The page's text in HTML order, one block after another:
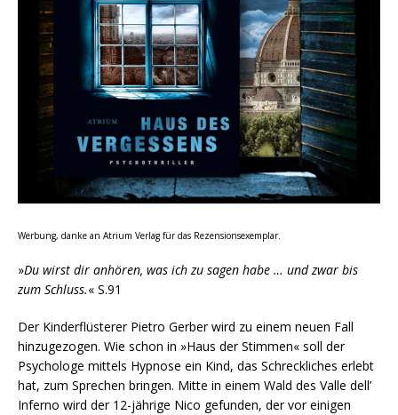
Werbung, danke an Atrium Verlag für das Rezensionsexemplar.
»Du wirst dir anhören, was ich zu sagen habe … und zwar bis
zum Schluss.« S.91
Der Kinderflüsterer Pietro Gerber wird zu einem neuen Fall
hinzugezogen. Wie schon in »Haus der Stimmen« soll der
Psychologe mittels Hypnose ein Kind, das Schreckliches erlebt
hat, zum Sprechen bringen. Mitte in einem Wald des Valle dell’
Inferno wird der 12-jährige Nico gefunden, der vor einigen